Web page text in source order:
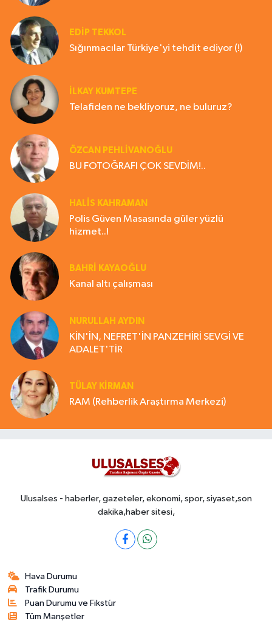
EDIP TEKKOL
Sığınmacılar Türkiye'yi tehdit ediyor (!)
İLKAY KUMTEPE
Telafiden ne bekliyoruz, ne buluruz?
ÖZCAN PEHLİVANOĞLU
BU FOTOĞRAFI ÇOK SEVDİM!..
HALIS KAHRAMAN
Polis Güven Masasında güler yüzlü
hizmet..!
BAHRI KAYAOĞLU
Kanal altı çalışması
NURULLAH AYDIN
KİN'İN, NEFRET'İN PANZEHİRİ SEVGİ VE
ADALET'TİR
TÜLAY KİRMAN
RAM (Rehberlik Araştırma Merkezi)
Ulusalses - haberler, gazeteler, ekonomi, spor, siyaset,son
dakika,haber sitesi,
Hava Durumu
Trafik Durumu
Puan Durumu ve Fikstür
Tüm Manşetler